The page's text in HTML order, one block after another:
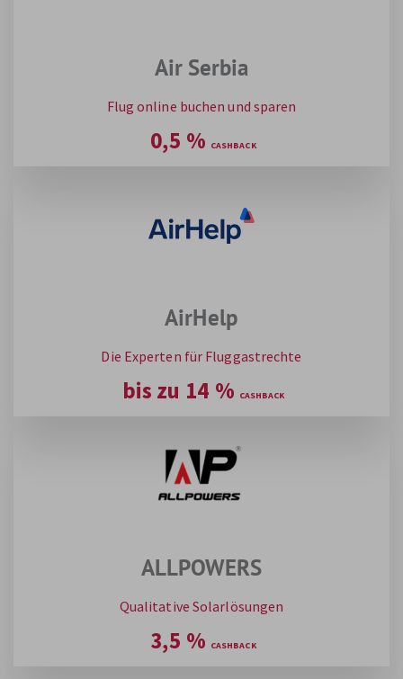
Air Serbia
Flug online buchen und sparen
0,5 %
AirHelp
Die Experten für Fluggastrechte
bis zu 14 %
ALLPOWERS
Qualitative Solarlösungen
3,5 %